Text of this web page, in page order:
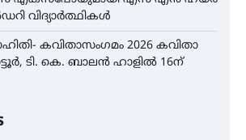
വിദ്യാർത്ഥികൾ
കവിതാസംഗമം 2026 കവിതാ
ടി. കെ. ബാലൻ ഹാളിൽ 16ന്